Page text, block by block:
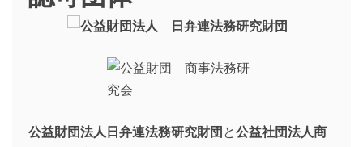
公益財団法人日弁連法務研究財団と公益社団法人商